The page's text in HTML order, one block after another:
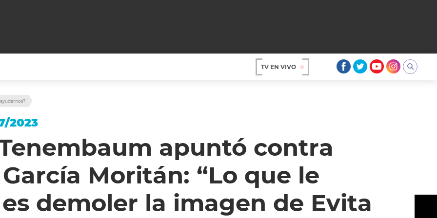
ARGENTINA
UN CAMBIO
ENTROMETIDOS EN LA TELE
ENTRE NOS
MODO FONTEVECCHIA
PERIODISMO PURO
REPERFILAR
FIESTAS ARGENTINAS
BELLEZA FASHION
FULL FACE TV
DESAFÍO 10 AÑOS MENOS
AGENDA CORPORATIVA
TV EN VIVO
2023
apuntó contra
Moritán: “Lo que le
demoler la imagen de Evita